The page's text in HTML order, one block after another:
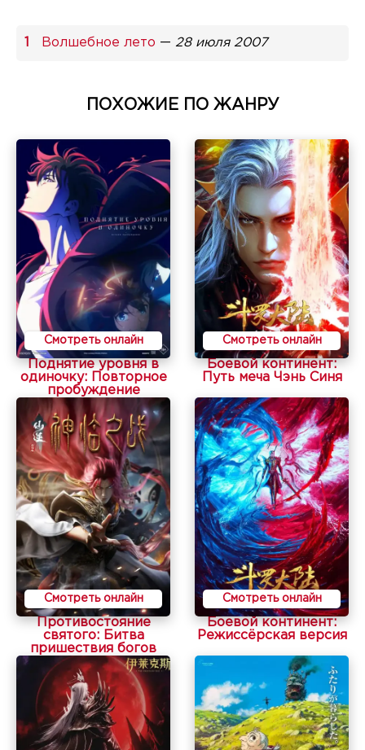
Волшебное лето — 28 июля 2007
ПОХОЖИЕ ПО ЖАНРУ
Смотреть онлайн
Поднятие уровня в
одиночку: Повторное
пробуждение
Смотреть онлайн
Боевой континент:
Путь меча Чэнь Синя
Смотреть онлайн
Противостояние
святого: Битва
пришествия богов
Смотреть онлайн
Боевой континент:
Режиссёрская версия